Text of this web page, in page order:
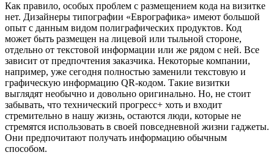
Как правило, особых проблем с размещением кода на визитке
нет. Дизайнеры типографии «Еврографика» имеют большой
опыт с данным видом полиграфических продуктов. Код
может быть размещен на лицевой или тыльной стороне,
отдельно от текстовой информации или же рядом с ней. Все
зависит от предпочтения заказчика. Некоторые компании,
например, уже сегодня полностью заменили текстовую и
графическую информацию QR-кодом. Такие визитки
выглядят необычно и довольно оригинально. Но, не стоит
забывать, что технический прогресс+ хоть и входит
стремительно в нашу жизнь, остаются люди, которые не
стремятся использовать в своей повседневной жизни гаджеты.
Они предпочитают получать информацию обычным
способом.